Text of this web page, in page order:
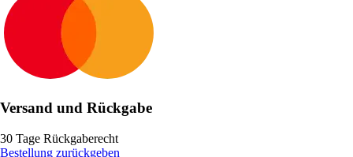
Versand und Rückgabe
30 Tage Rückgaberecht
Bestellung zurückgeben